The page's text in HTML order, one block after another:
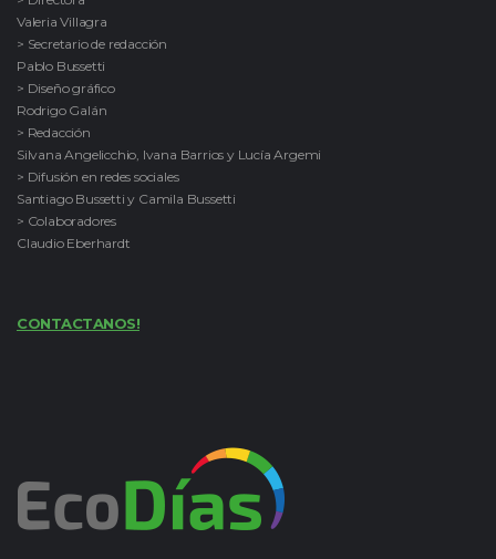
Valeria Villagra
> Secretario de redacción
Pablo Bussetti
> Diseño gráfico
Rodrigo Galán
> Redacción
Silvana Angelicchio, Ivana Barrios y Lucía Argemi
> Difusión en redes sociales
Santiago Bussetti y Camila Bussetti
> Colaboradores
Claudio Eberhardt
CONTACTANOS!